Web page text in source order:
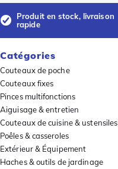
Produit en stock, livraison
rapide
Catégories
Couteaux de poche
Couteaux fixes
Pinces multifonctions
Aiguisage & entretien
Couteaux de cuisine & ustensiles
Poêles & casseroles
Extérieur & Équipement
Haches & outils de jardinage